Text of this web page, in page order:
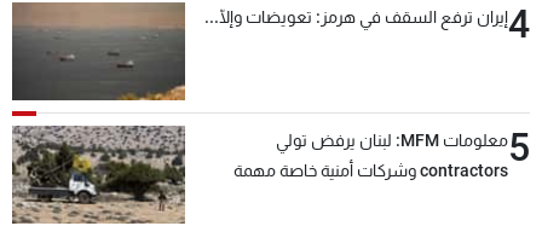
4إيران ترفع السقف في هرمز: تعويضات وإلّا...
5
معلومات MFM: لبنان يرفض تولي
contractors وشركات أمنية خاصة مهمة